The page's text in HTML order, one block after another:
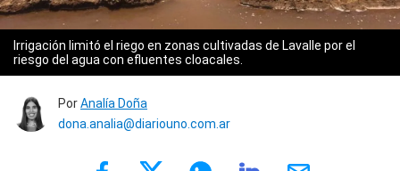
Irrigación limitó el riego en zonas cultivadas de Lavalle por el
riesgo del agua con efluentes cloacales.
PorAnalía Doña
dona.analia@diariouno.com.ar